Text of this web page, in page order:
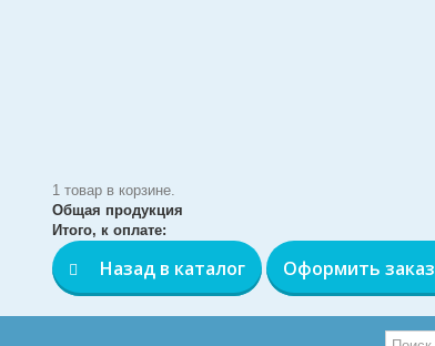
1 товар в корзине.
Общая продукция
Итого, к оплате:
Назад в каталог Оформить заказ